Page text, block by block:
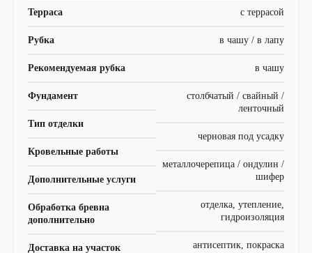
Терраса с террасой
Рубка в чашу / в лапу
Рекомендуемая рубка в чашу
Фундамент
столбчатый / свайный /
ленточный
Тип отделки
черновая под усадку
Кровельные работы
металлочерепица / ондулин /
шифер
Дополнительные услуги
отделка, утепление,
гидроизоляция
Обработка бревна
дополнительно
антисептик, покраска
Доставка на участок